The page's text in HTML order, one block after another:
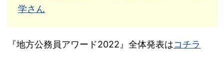
学さん
『地方公務員アワード2022』全体発表はコチラ